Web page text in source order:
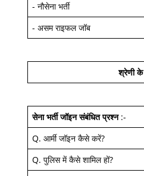
- नौसेना भर्ती
- असम राइफल जॉब
श्रेणी के
सेना भर्ती जॉइन संबंधित प्रश्न:-
Q. आर्मी जॉइन कैसे करें?
Q. पुलिस में कैसे शामिल हों?